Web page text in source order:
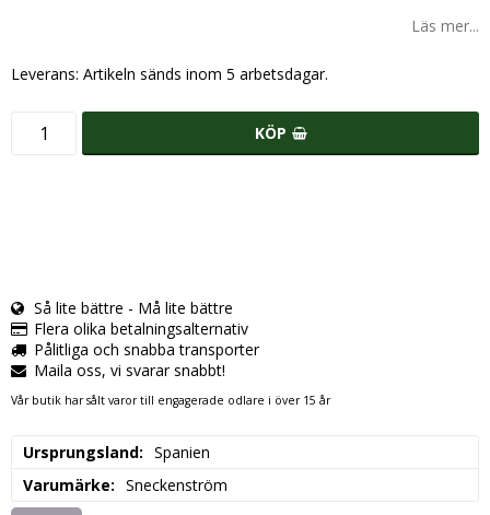
Läs mer...
Leverans: Artikeln sänds inom 5 arbetsdagar.
KÖP
Så lite bättre - Må lite bättre
Flera olika betalningsalternativ
Pålitliga och snabba transporter
Maila oss, vi svarar snabbt!
Vår butik har sålt varor till engagerade odlare i över 15 år
Ursprungsland
Spanien
Varumärke
Sneckenström